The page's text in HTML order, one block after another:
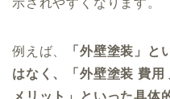
例えば、
「外壁塗装」と
はなく、「外壁塗装 費
メリット」といった具体